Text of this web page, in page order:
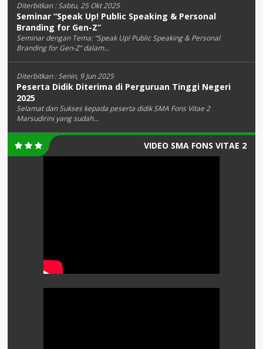
Diterbitkan :Sabtu, 25 Okt 2025
Seminar “Speak Up! Public Speaking & Personal
Branding for Gen-Z”
Seminar dengan Tema: “Speak Up! Public Speaking & Personal
Branding for Gen-Z” dalam...
Diterbitkan :Senin, 9 Jun 2025
Peserta Didik Diterima di Perguruan Tinggi Negeri
2025
Selamat dan Sukses kepada peserta didik SMA Fons Vitae 2
Marsudirini yang sudah...
VIDEO SMA FONS VITAE 2